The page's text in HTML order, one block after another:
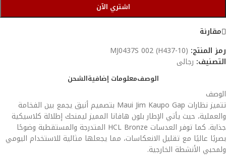
اشتري الآن
مقارنة
رمز المنتج: MJ0437S 002 (H437-10)
التصنيف: رجالى
الوصفمعلومات إضافيةالشحن
الوصف
تتميز نظارات Maui Jim Kaupo Gap بتصميم أنيق يجمع بين الفخامة
والعملية، حيث يأتي الإطار بلون هافانا المميز ليمنحك إطلالة كلاسيكية
جذابة. كما توفر العدسات HCL Bronze المتدرجة والمستقطبة وضوحًا
بصريًا عاليًا مع تقليل الانعكاسات، مما يجعلها مثالية للاستخدام اليومي
ولمحبي الأنشطة الخارجية.